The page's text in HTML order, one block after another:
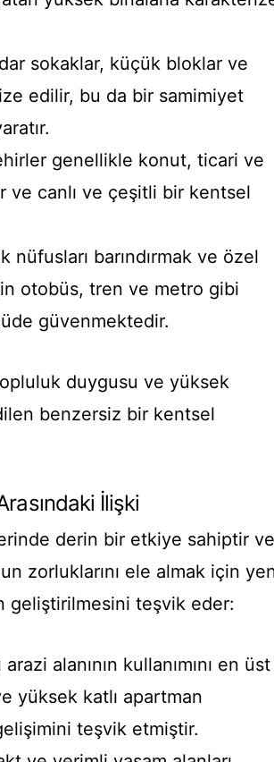
sokaklar, küçük bloklar ve
edilir, bu da bir samimiyet
genellikle konut, ticari ve
ve canlı ve çeşitli bir kentsel
nüfusları barındırmak ve özel
otobüs, tren ve metro gibi
güvenmektedir.
duygusu ve yüksek
benzersiz bir kentsel
İlişki
derin bir etkiye sahiptir ve
zorluklarını ele almak için
geliştirilmesini teşvik eder:
alanının kullanımını en üst
yüksek katlı apartman
teşvik etmiştir.